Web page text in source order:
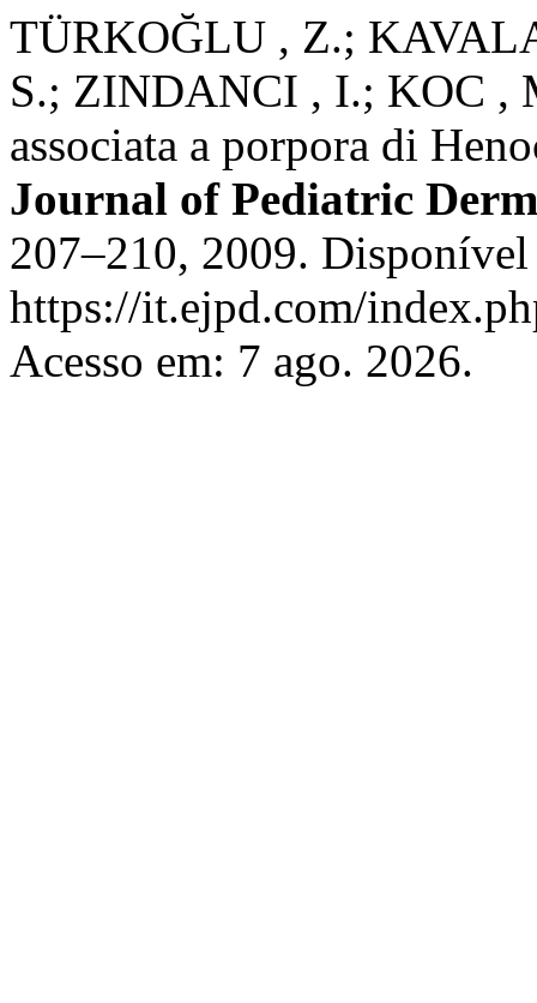
TÜRKOĞLU , Z.;
S.; ZINDANCI , I.; KOC ,
associata a porpora di
Journal of Pediatric
207–210, 2009. Disponível
https://it.ejpd.com/
Acesso em: 7 ago. 2026.